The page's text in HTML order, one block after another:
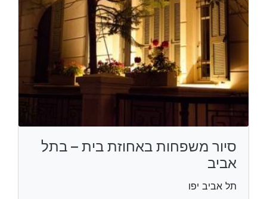
סיור משפחות באחוזת בית – בתל
אביב
תל אביב יפו